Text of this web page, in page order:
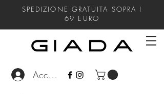
SPEDIZIONE GRATUITA SOPRA I
69 EURO
Accedi